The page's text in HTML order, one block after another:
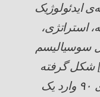
ایدئولوژیک
استراتژی،
سوسیالیسم
شکل گرفته
بود. به این معنا، پ‌.ک.‌ک با دهه‌ی ۹۰ وارد یک